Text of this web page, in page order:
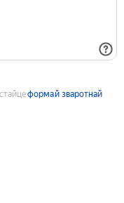
формай зваротнай